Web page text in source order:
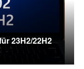
23H2/22H2